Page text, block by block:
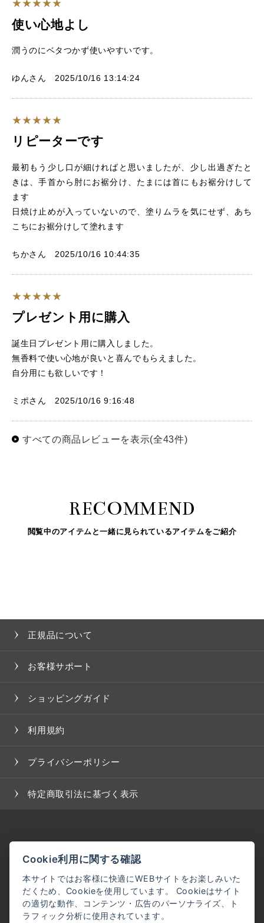
使い心地よし
潤うのにベタつかず使いやすいです。
ゆんさん 2025/10/16 13:14:24
リピーターです
最初もう少し口が細ければと思いましたが、少し出過ぎたと
きは、手首から肘にお裾分け、たまには首にもお裾分けして
ます
日焼け止めが入っていないので、塗りムラを気にせず、あち
こちにお裾分けして塗れます
ちかさん 2025/10/16 10:44:35
プレゼント用に購入
誕生日プレゼント用に購入しました。
無香料で使い心地が良いと喜んでもらえました。
自分用にも欲しいです！
ミポさん 2025/10/16 9:16:48
すべての商品レビューを表示(全43件)
RECOMMEND
閲覧中のアイテムと一緒に見られているアイテムをご紹介
正規品について
お客様サポート
ショッピングガイド
利用規約
プライバシーポリシー
特定商取引法に基づく表示
Cookie利用に関する確認
本サイトではお客様に快適にWEBサイトをお楽しみいた
だくため、Cookieを使用しています。 Cookieはサイト
の適切な動作、コンテンツ・広告のパーソナライズ、ト
ラフィック分析に使用されています。